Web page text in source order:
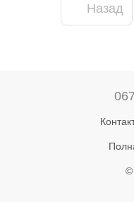
Назад
©